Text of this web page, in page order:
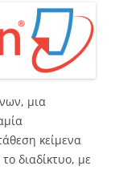
μια
κείμενα
διαδίκτυο, με